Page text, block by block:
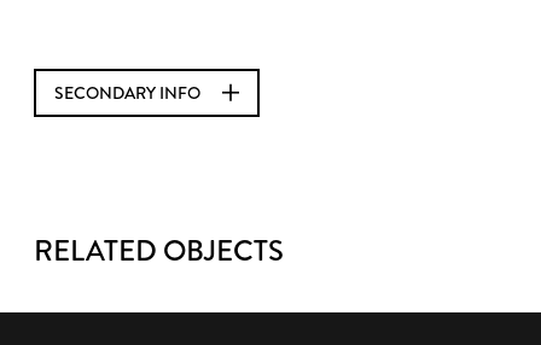
SECONDARY INFO
RELATED OBJECTS